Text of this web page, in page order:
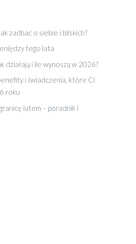
zadbać o siebie i bliskich?
tego lata
działają i ile wynoszą w 2026?
i świadczenia, które Ci
roku
latem – poradnik i